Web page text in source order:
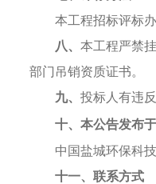
本工程招标评标
八、 本工程严禁
部门吊销资质证书。
九、 投标人有违
十、本公告发布
中国盐城环保科
十一、联系方式